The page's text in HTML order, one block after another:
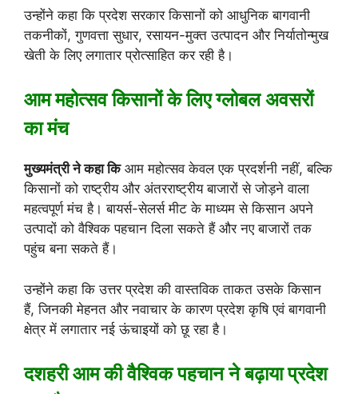
उन्होंने कहा कि प्रदेश सरकार किसानों को आधुनिक बागवानी
तकनीकों, गुणवत्ता सुधार, रसायन-मुक्त उत्पादन और निर्यातोन्मुख
खेती के लिए लगातार प्रोत्साहित कर रही है।
आम महोत्सव किसानों के लिए ग्लोबल अवसरों
का मंच
मुख्यमंत्री ने कहा किआम महोत्सव केवल एक प्रदर्शनी नहीं, बल्कि
किसानों को राष्ट्रीय और अंतरराष्ट्रीय बाजारों से जोड़ने वाला
महत्वपूर्ण मंच है। बायर्स-सेलर्स मीट के माध्यम से किसान अपने
उत्पादों को वैश्विक पहचान दिला सकते हैं और नए बाजारों तक
पहुंच बना सकते हैं।
उन्होंने कहा कि उत्तर प्रदेश की वास्तविक ताकत उसके किसान
हैं, जिनकी मेहनत और नवाचार के कारण प्रदेश कृषि एवं बागवानी
क्षेत्र में लगातार नई ऊंचाइयों को छू रहा है।
दशहरी आम की वैश्विक पहचान ने बढ़ाया प्रदेश